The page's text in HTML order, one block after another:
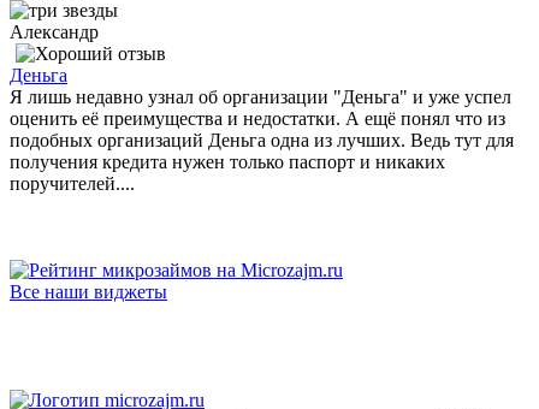
Александр
Деньга
Я лишь недавно узнал об организации "Деньга" и уже успел
оценить её преимущества и недостатки. А ещё понял что из
подобных организаций Деньга одна из лучших. Ведь тут для
получения кредита нужен только паспорт и никаких
поручителей....
Все наши виджеты